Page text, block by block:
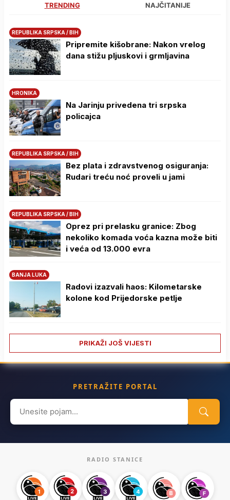
TRENDING NAJČITANIJE
REPUBLIKA SRPSKA / BIH
Pripremite kišobrane: Nakon vrelog
dana stižu pljuskovi i grmljavina
HRONIKA
Na Јarinju privedena tri srpska
policajca
REPUBLIKA SRPSKA / BIH
Bez plata i zdravstvenog osiguranja:
Rudari treću noć proveli u jami
REPUBLIKA SRPSKA / BIH
Oprez pri prelasku granice: Zbog
nekoliko komada voća kazna može biti
i veća od 13.000 evra
BANJA LUKA
Radovi izazvali haos: Kilometarske
kolone kod Prijedorske petlje
PRIKAŽI JOŠ VIJESTI
PRETRAŽITE PORTAL
Search
for:
RADIO STANICE